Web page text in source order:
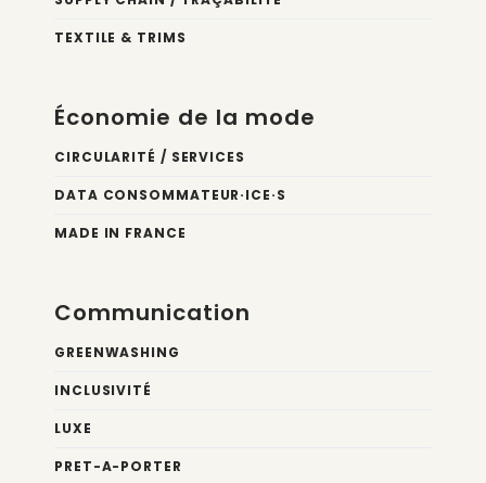
TEXTILE & TRIMS
Économie de la mode
CIRCULARITÉ / SERVICES
DATA CONSOMMATEUR·ICE·S
MADE IN FRANCE
Communication
GREENWASHING
INCLUSIVITÉ
LUXE
PRET-A-PORTER